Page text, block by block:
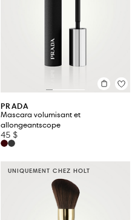
PRADA
Mascara volumisant et
allongeantscope
45 $
UNIQUEMENT CHEZ HOLT